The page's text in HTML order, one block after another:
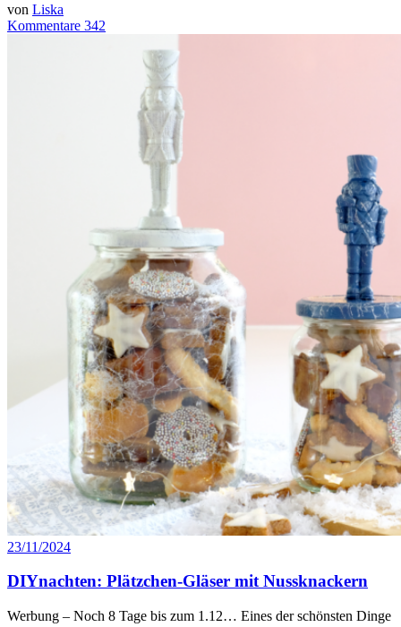
von Liska
Kommentare 342
23/11/2024
DIYnachten: Plätzchen-Gläser mit Nussknackern
Werbung – Noch 8 Tage bis zum 1.12… Eines der schönsten Dinge